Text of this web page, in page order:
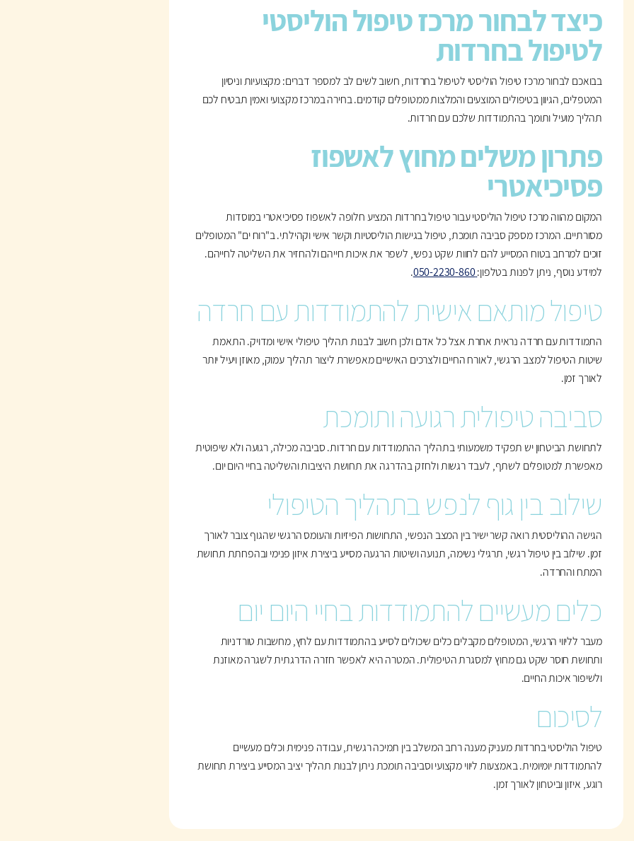
כיצד לבחור מרכז טיפול הוליסטי
לטיפול בחרדות
בבואכם לבחור מרכז טיפול הוליסטי לטיפול בחרדות, חשוב לשים לב למספר דברים: מקצועיות וניסיון
המטפלים, הגיוון בטיפולים המוצעים והמלצות ממטופלים קודמים. בחירה במרכז מקצועי ואמין תבטיח לכם
תהליך מועיל ותומך בהתמודדות שלכם עם חרדות.
פתרון משלים מחוץ לאשפוז
פסיכיאטרי
המקום מהווה מרכז טיפול הוליסטי עבור טיפול בחרדות המציע חלופה לאשפוז פסיכיאטרי במוסדות
מסורתיים. המרכז מספק סביבה תומכת, טיפול בגישות הוליסטיות וקשר אישי וקהילתי. ב"רוח ים" המטופלים
זוכים למרחב בטוח המסייע להם לחוות שקט נפשי, לשפר את איכות חייהם ולהחזיר את השליטה לחייהם.
למידע נוסף, ניתן לפנות בטלפון:050-2230-860
.
טיפול מותאם אישית להתמודדות עם חרדה
התמודדות עם חרדה נראית אחרת אצל כל אדם ולכן חשוב לבנות תהליך טיפולי אישי ומדויק. התאמת
שיטות הטיפול למצב הרגשי, לאורח החיים ולצרכים האישיים מאפשרת ליצור תהליך עמוק, מאוזן ויעיל יותר
לאורך זמן.
סביבה טיפולית רגועה ותומכת
לתחושת הביטחון יש תפקיד משמעותי בתהליך ההתמודדות עם חרדות. סביבה מכילה, רגועה ולא שיפוטית
מאפשרת למטופלים לשתף, לעבד רגשות ולחזק בהדרגה את תחושת היציבות והשליטה בחיי היום יום.
שילוב בין גוף לנפש בתהליך הטיפולי
הגישה ההוליסטית רואה קשר ישיר בין המצב הנפשי, התחושות הפיזיות והעומס הרגשי שהגוף צובר לאורך
זמן. שילוב בין טיפול רגשי, תרגילי נשימה, תנועה ושיטות הרגעה מסייע ביצירת איזון פנימי ובהפחתת תחושת
המתח והחרדה.
כלים מעשיים להתמודדות בחיי היום יום
מעבר לליווי הרגשי, המטופלים מקבלים כלים שיכולים לסייע בהתמודדות עם לחץ, מחשבות טורדניות
ותחושת חוסר שקט גם מחוץ למסגרת הטיפולית. המטרה היא לאפשר חזרה הדרגתית לשגרה מאוזנת
ולשיפור איכות החיים.
לסיכום
טיפול הוליסטי בחרדות מעניק מענה רחב המשלב בין תמיכה רגשית, עבודה פנימית וכלים מעשיים
להתמודדות יומיומית. באמצעות ליווי מקצועי וסביבה תומכת ניתן לבנות תהליך יציב המסייע ביצירת תחושת
רוגע, איזון וביטחון לאורך זמן.